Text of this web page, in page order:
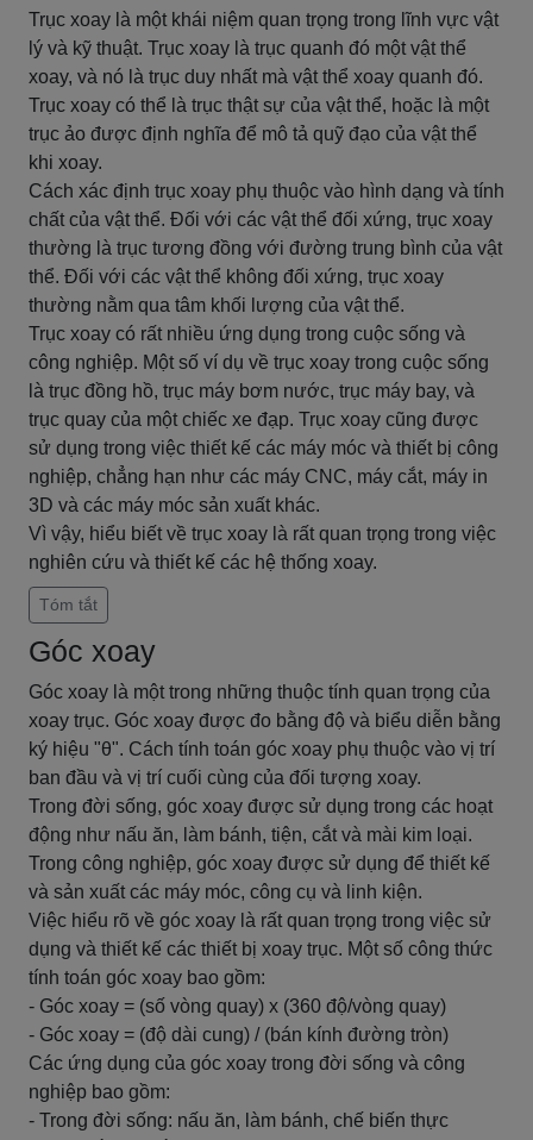
Trục xoay là một khái niệm quan trọng trong lĩnh vực vật
lý và kỹ thuật. Trục xoay là trục quanh đó một vật thể
xoay, và nó là trục duy nhất mà vật thể xoay quanh đó.
Trục xoay có thể là trục thật sự của vật thể, hoặc là một
trục ảo được định nghĩa để mô tả quỹ đạo của vật thể
khi xoay.
Cách xác định trục xoay phụ thuộc vào hình dạng và tính
chất của vật thể. Đối với các vật thể đối xứng, trục xoay
thường là trục tương đồng với đường trung bình của vật
thể. Đối với các vật thể không đối xứng, trục xoay
thường nằm qua tâm khối lượng của vật thể.
Trục xoay có rất nhiều ứng dụng trong cuộc sống và
công nghiệp. Một số ví dụ về trục xoay trong cuộc sống
là trục đồng hồ, trục máy bơm nước, trục máy bay, và
trục quay của một chiếc xe đạp. Trục xoay cũng được
sử dụng trong việc thiết kế các máy móc và thiết bị công
nghiệp, chẳng hạn như các máy CNC, máy cắt, máy in
3D và các máy móc sản xuất khác.
Vì vậy, hiểu biết về trục xoay là rất quan trọng trong việc
nghiên cứu và thiết kế các hệ thống xoay.
Tóm tắt
Góc xoay
Góc xoay là một trong những thuộc tính quan trọng của
xoay trục. Góc xoay được đo bằng độ và biểu diễn bằng
ký hiệu "θ". Cách tính toán góc xoay phụ thuộc vào vị trí
ban đầu và vị trí cuối cùng của đối tượng xoay.
Trong đời sống, góc xoay được sử dụng trong các hoạt
động như nấu ăn, làm bánh, tiện, cắt và mài kim loại.
Trong công nghiệp, góc xoay được sử dụng để thiết kế
và sản xuất các máy móc, công cụ và linh kiện.
Việc hiểu rõ về góc xoay là rất quan trọng trong việc sử
dụng và thiết kế các thiết bị xoay trục. Một số công thức
tính toán góc xoay bao gồm:
- Góc xoay = (số vòng quay) x (360 độ/vòng quay)
- Góc xoay = (độ dài cung) / (bán kính đường tròn)
Các ứng dụng của góc xoay trong đời sống và công
nghiệp bao gồm:
- Trong đời sống: nấu ăn, làm bánh, chế biến thực